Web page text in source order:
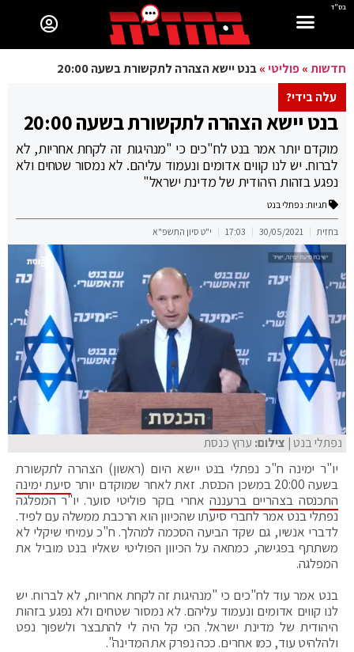
בס"ד
חדשות»פוליטי»בנט יישא הצהרה לתקשורת בשעה 20:00
עלה בידי?
בנט יישא הצהרה לתקשורת בשעה 20:00
מוקדם יותר אמר בנט לח"כים כי "מנהיגות זה לקחת אחריות, לא
לברוח. יש לנו קווים אדומים ונעמוד עליהם. לא נמסור שטחים ולא
נפגע בזהות היהודית של מדינת ישראל"
תגיות: נפתלי בנט
בחזית 30/05/2021
17:03 י"ט סיון התשפ"א
נפתלי בנט| צילום: ערוץ כנסת
יו"ר ימינה ח"כ נפתלי בנט יישא היום (ראשון) הצהרה לתקשורת
בשעה 20:00 במשכן הכנסת. זאת לאחר שמוקדם יותר
סיעת ימינה
התכנסה בצהריים ברעננהאחרי בוקר פוליטי סוער. יו"ר המפלגה
נפתלי בנט אמר לחברי סיעתו שהכיוון הוא הרכבת ממשלה עם לפיד.
לדברי אנשיו, גם שקד הביעה הסכמה למהלך. ח"כ עמיחי שיקלי לא
משתתף בפגישה, כמחאה על הכיוון הפוליטי שאליו בנט מוביל את
המפלגה.
בנט אמר עוד לח"כים כי "מנהיגות זה לקחת אחריות, לא לברוח. יש
לנו קווים אדומים ונעמוד עליהם. לא נמסור שטחים ולא נפגע בזהות
היהודית של מדינת ישראל. הכי קל היה לי להתבצר ולשפוך נפט
ולהלהיט עוד, כמו אחרים. ככה נפרק את המדינה".